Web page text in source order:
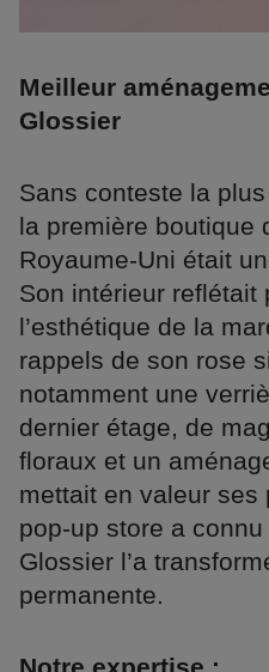
Meilleur
Glossier
Sans conteste la
la première boutique
Royaume-Uni était
Son intérieur reflétait
l’esthétique de la
rappels de son rose
notamment une
dernier étage, de
floraux et un
mettait en valeur ses
pop-up store a
Glossier l’a
permanente.